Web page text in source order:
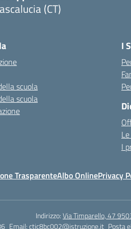
(CT)
scuola
scuola
I
I
TrasparenteAlbo OnlinePrivacy
Indirizzo:Via Timparello, 47
Email:ctic8bc002@istruzione.it Posta